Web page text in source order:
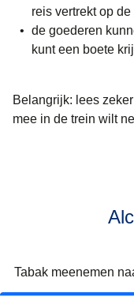
reis vertrekt op de
de goederen
kunt een boete
Belangrijk: lees
mee in de trein wilt
Tabak meenemen